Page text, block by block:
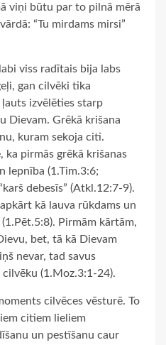
viņi būtu par to pilnā mērā
“Tu mirdams mirsi”
viss radītais bija labs
gan cilvēki tika
izvēlēties starp
Dievam. Grēkā krišana
kuram sekoja citi.
ka pirmās grēkā krišanas
lepnība (1.Tim.3:6;
debesīs” (Atkl.12:7-9).
kā lauva rūkdams un
Pirmām kārtām,
bet, tā kā Dievam
nevar, tad savus
(1.Moz.3:1-24).
cilvēces vēsturē. To
citiem lieliem
un pestīšanu caur